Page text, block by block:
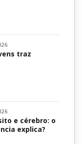
traz
e cérebro: o
explica?